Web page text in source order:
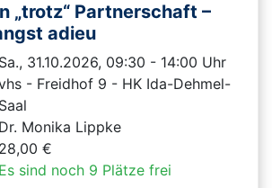
„trotz“ Partnerschaft –
adieu
Sa., 31.10.2026, 09:30 - 14:00 Uhr
- Freidhof 9 - HK Ida-Dehmel-
Saal
Dr. Monika Lippke
28,00 €
Es sind noch 9 Plätze frei